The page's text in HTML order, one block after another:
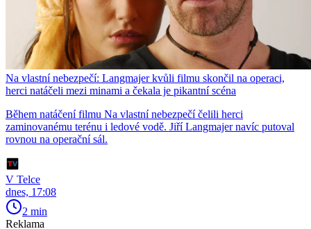
Na vlastní nebezpečí: Langmajer kvůli filmu skončil na operaci,
herci natáčeli mezi minami a čekala je pikantní scéna
Během natáčení filmu Na vlastní nebezpečí čelili herci
zaminovanému terénu i ledové vodě. Jiří Langmajer navíc putoval
rovnou na operační sál.
V Telce
dnes, 17:08
2 min
Reklama